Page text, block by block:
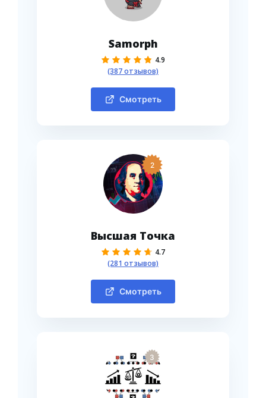
Samorph
4.9
(387 отзывов)
Смотреть
2
Высшая Точка
4.7
(281 отзывов)
Смотреть
3